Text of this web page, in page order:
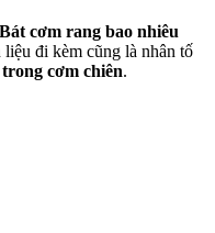
cơm rang bao nhiêu
đi kèm cũng là nhân tố
cơm chiên.